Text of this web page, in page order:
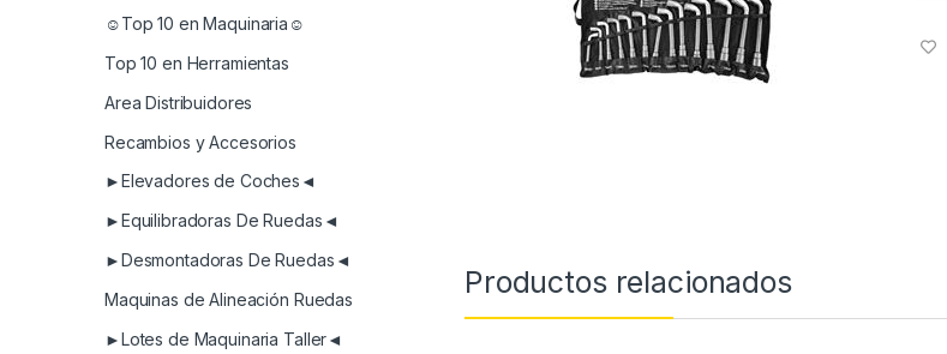
Productos relacionados
☺Top 10 en Maquinaria☺
Top 10 en Herramientas
Area Distribuidores
Recambios y Accesorios
►Elevadores de Coches◄
►Equilibradoras De Ruedas◄
►Desmontadoras De Ruedas◄
Maquinas de Alineación Ruedas
►Lotes de Maquinaria Taller◄